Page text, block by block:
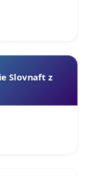
Slovnaft z